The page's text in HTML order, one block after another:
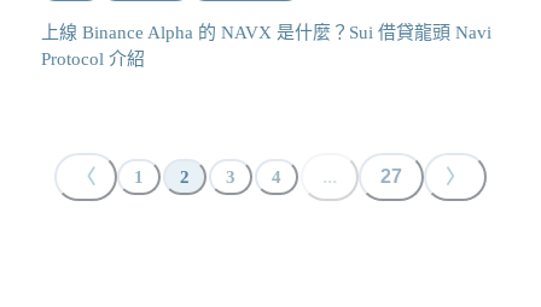
上線 Binance Alpha 的 NAVX 是什麼？Sui 借貸龍頭 Navi
Protocol 介紹
〈 1 2 3 4 ... 27 〉